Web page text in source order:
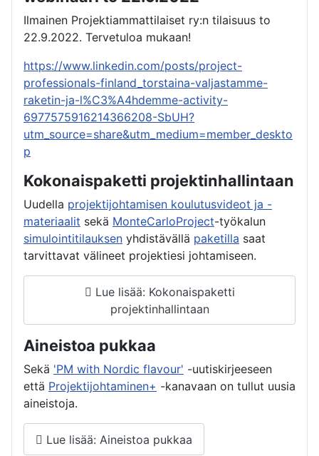
Ilmainen Projektiammattilaiset ry:n tilaisuus to
22.9.2022. Tervetuloa mukaan!
https://www.linkedin.com/posts/project-
professionals-finland_torstaina-valjastamme-
raketin-ja-l%C3%A4hdemme-activity-
6977575916214366208-SbUH?
utm_source=share&utm_medium=member_deskto
p
Kokonaispaketti projektinhallintaan
Uudella projektijohtamisen koulutusvideot ja -
materiaalit sekä MonteCarloProject-työkalun
simulointitilauksen yhdistävällä paketilla saat
tarvittavat välineet projektiesi johtamiseen.
Lue lisää: Kokonaispaketti
projektinhallintaan
Aineistoa pukkaa
Sekä 'PM with Nordic flavour' -uutiskirjeeseen
että Projektijohtaminen+ -kanavaan on tullut uusia
aineistoja.
Lue lisää: Aineistoa pukkaa